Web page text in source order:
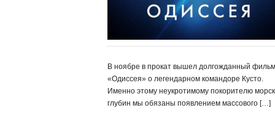
В ноябре в прокат вышел долгожданный фильм
«Одиссея» о легендарном командоре Кусто.
Именно этому неукротимому покорителю
глубин мы обязаны появлением массового […]